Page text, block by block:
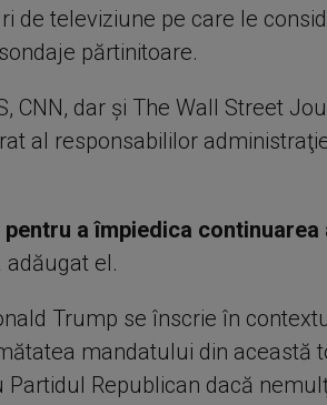
de televiziune pe care le
părtinitoare.
CNN, dar şi The Wall Street
al responsabililor
a împiedica continuarea
adăugat el.
Trump se înscrie în
mandatului din această
Republican dacă